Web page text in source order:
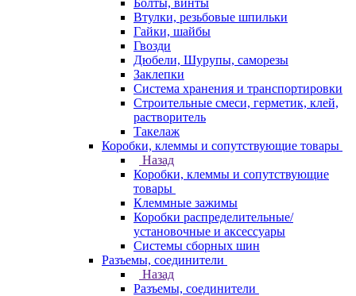
Болты, винты
Втулки, резьбовые шпильки
Гайки, шайбы
Гвозди
Дюбели, Шурупы, саморезы
Заклепки
Система хранения и транспортировки
Строительные смеси, герметик, клей,
растворитель
Такелаж
Коробки, клеммы и сопутствующие товары
Назад
Коробки, клеммы и сопутствующие
товары
Клеммные зажимы
Коробки распределительные/
установочные и аксессуары
Системы сборных шин
Разъемы, соединители
Назад
Разъемы, соединители